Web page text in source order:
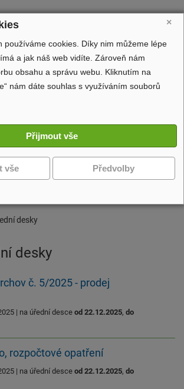
stránky obce
Obecní úřad
Volný čas
další navigaci
desky
desky
č. 5/2025 - prodej
| na úřední desce od 22.12.2025, do
rozpočtové opatření
| na úřední desce od 22.12.2025, do
×
používáme cookies. Díky nim můžeme lépe
a jak náš web vidíte. Zároveň nám
obsahu a správu webu. Kliknutím na
nám dáte souhlas s využíváním souborů